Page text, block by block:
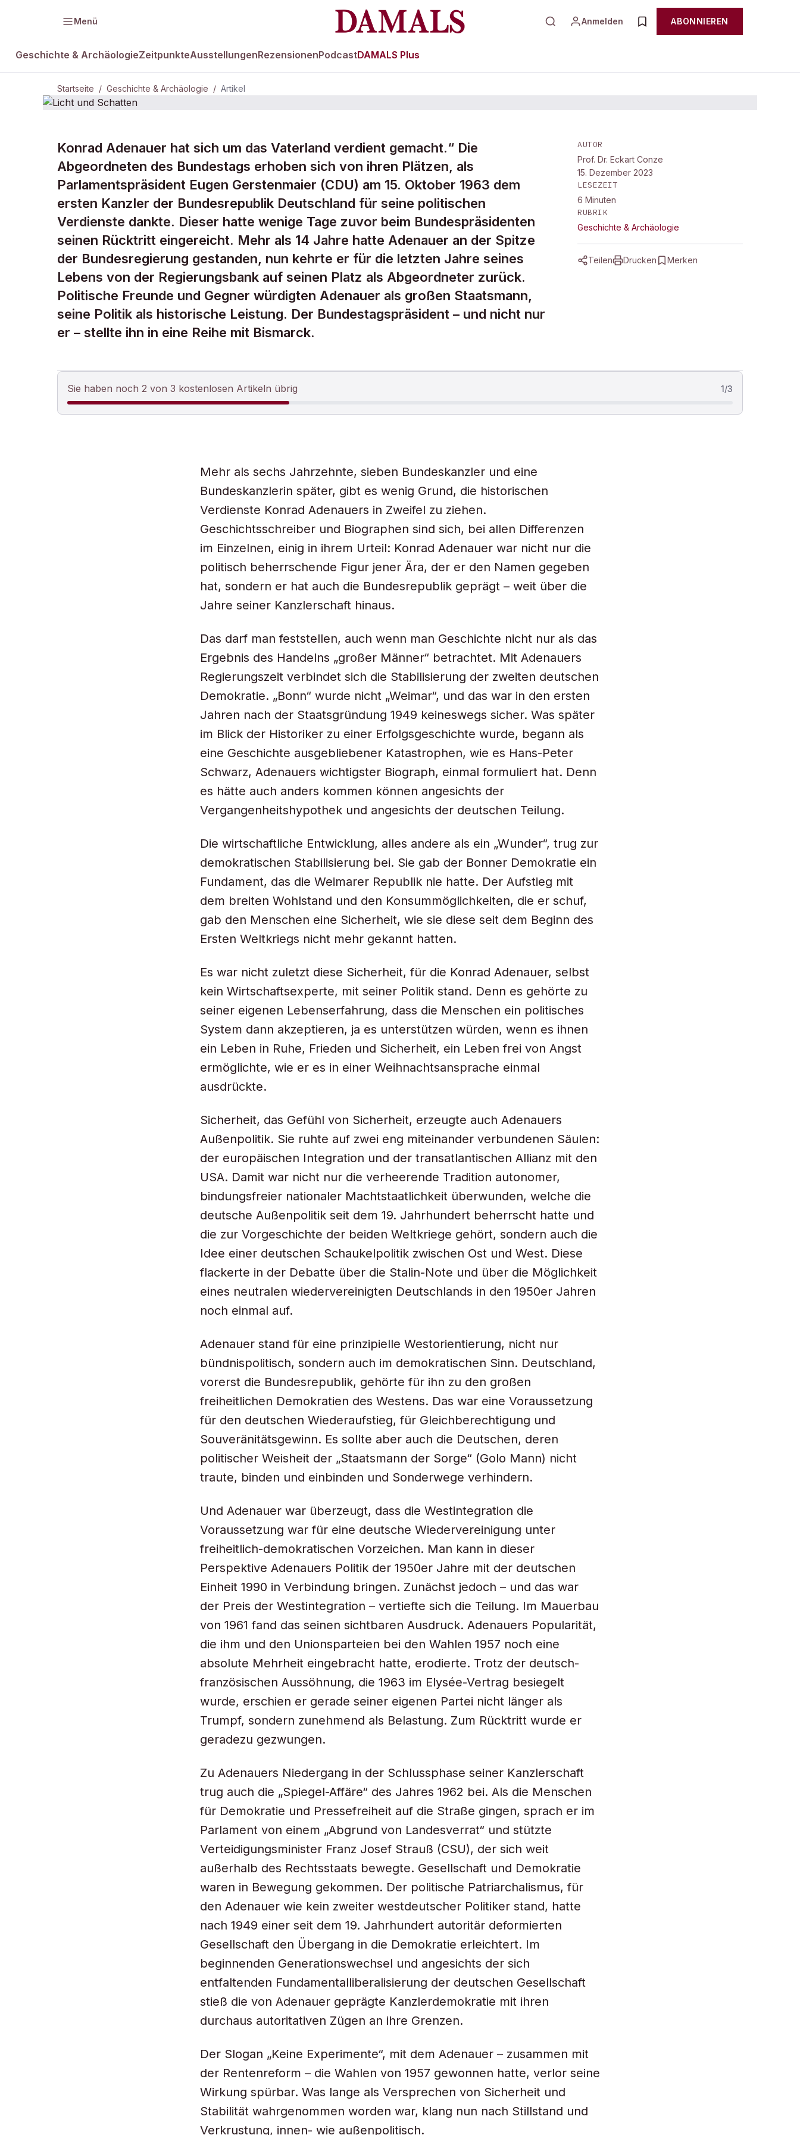
Menü Anmelden ABONNIEREN
Geschichte & ArchäologieZeitpunkteAusstellungenRezensionenPodcastDAMALS Plus
Startseite / Geschichte & Archäologie / Artikel
DAMALS PlusGESCHICHTE & ARCHÄOLOGIE
Licht und
Schatten
Konrad Adenauer hat sich um das Vaterland verdient gemacht.“ Die
Abgeordneten des Bundestags erhoben sich von ihren Plätzen, als
Parlamentspräsident Eugen Gerstenmaier (CDU) am 15. Oktober 1963 dem
ersten Kanzler der Bundesrepublik Deutschland für seine politischen
Verdienste dankte. Dieser hatte wenige Tage zuvor beim Bundespräsidenten
seinen Rücktritt eingereicht. Mehr als 14 Jahre hatte Adenauer an der Spitze
der Bundesregierung gestanden, nun kehrte er für die letzten Jahre seines
Lebens von der Regierungsbank auf seinen Platz als Abgeordneter zurück.
Politische Freunde und Gegner würdigten Adenauer als großen Staatsmann,
seine Politik als historische Leistung. Der Bundestagspräsident – und nicht nur
er – stellte ihn in eine Reihe mit Bismarck.
AUTOR
Prof. Dr. Eckart Conze
15. Dezember 2023
LESEZEIT
6 Minuten
RUBRIK
Geschichte & Archäologie
Teilen Drucken Merken
Sie haben noch 2 von 3 kostenlosen Artikeln übrig 1/3
Mehr als sechs Jahrzehnte, sieben Bundeskanzler und eine
Bundeskanzlerin später, gibt es wenig Grund, die historischen
Verdienste Konrad Adenauers in Zweifel zu ziehen.
Geschichtsschreiber und Biographen sind sich, bei allen Differenzen
im Einzelnen, einig in ihrem Urteil: Konrad Adenauer war nicht nur die
politisch beherrschende Figur jener Ära, der er den Namen gegeben
hat, sondern er hat auch die Bundesrepublik geprägt – weit über die
Jahre seiner Kanzlerschaft hinaus.
Das darf man feststellen, auch wenn man Geschichte nicht nur als das
Ergebnis des Handelns „großer Männer“ betrachtet. Mit Adenauers
Regierungszeit verbindet sich die Stabilisierung der zweiten deutschen
Demokratie. „Bonn“ wurde nicht „Weimar“, und das war in den ersten
Jahren nach der Staatsgründung 1949 keineswegs sicher. Was später
im Blick der Historiker zu einer Erfolgsgeschichte wurde, begann als
eine Geschichte ausgebliebener Katastrophen, wie es Hans-Peter
Schwarz, Adenauers wichtigster Biograph, einmal formuliert hat. Denn
es hätte auch anders kommen können angesichts der
Vergangenheitshypothek und angesichts der deutschen Teilung.
Die wirtschaftliche Entwicklung, alles andere als ein „Wunder“, trug zur
demokratischen Stabilisierung bei. Sie gab der Bonner Demokratie ein
Fundament, das die Weimarer Republik nie hatte. Der Aufstieg mit
dem breiten Wohlstand und den Konsummöglichkeiten, die er schuf,
gab den Menschen eine Sicherheit, wie sie diese seit dem Beginn des
Ersten Weltkriegs nicht mehr gekannt hatten.
Es war nicht zuletzt diese Sicherheit, für die Konrad Adenauer, selbst
kein Wirtschaftsexperte, mit seiner Politik stand. Denn es gehörte zu
seiner eigenen Lebenserfahrung, dass die Menschen ein politisches
System dann akzeptieren, ja es unterstützen würden, wenn es ihnen
ein Leben in Ruhe, Frieden und Sicherheit, ein Leben frei von Angst
ermöglichte, wie er es in einer Weihnachtsansprache einmal
ausdrückte.
Sicherheit, das Gefühl von Sicherheit, erzeugte auch Adenauers
Außenpolitik. Sie ruhte auf zwei eng miteinander verbundenen Säulen:
der europäischen Integration und der transatlantischen Allianz mit den
USA. Damit war nicht nur die verheerende Tradition autonomer,
bindungsfreier nationaler Machtstaatlichkeit überwunden, welche die
deutsche Außenpolitik seit dem 19. Jahrhundert beherrscht hatte und
die zur Vorgeschichte der beiden Weltkriege gehört, sondern auch die
Idee einer deutschen Schaukelpolitik zwischen Ost und West. Diese
flackerte in der Debatte über die Stalin-Note und über die Möglichkeit
eines neutralen wiedervereinigten Deutschlands in den 1950er Jahren
noch einmal auf.
Adenauer stand für eine prinzipielle Westorientierung, nicht nur
bündnispolitisch, sondern auch im demokratischen Sinn. Deutschland,
vorerst die Bundesrepublik, gehörte für ihn zu den großen
freiheitlichen Demokratien des Westens. Das war eine Voraussetzung
für den deutschen Wiederaufstieg, für Gleichberechtigung und
Souveränitätsgewinn. Es sollte aber auch die Deutschen, deren
politischer Weisheit der „Staatsmann der Sorge“ (Golo Mann) nicht
traute, binden und einbinden und Sonderwege verhindern.
Und Adenauer war überzeugt, dass die Westintegration die
Voraussetzung war für eine deutsche Wiedervereinigung unter
freiheitlich-demokratischen Vorzeichen. Man kann in dieser
Perspektive Adenauers Politik der 1950er Jahre mit der deutschen
Einheit 1990 in Verbindung bringen. Zunächst jedoch – und das war
der Preis der Westintegration – vertiefte sich die Teilung. Im Mauerbau
von 1961 fand das seinen sichtbaren Ausdruck. Adenauers Popularität,
die ihm und den Unionsparteien bei den Wahlen 1957 noch eine
absolute Mehrheit eingebracht hatte, erodierte. Trotz der deutsch-
französischen Aussöhnung, die 1963 im Elysée-Vertrag besiegelt
wurde, erschien er gerade seiner eigenen Partei nicht länger als
Trumpf, sondern zunehmend als Belastung. Zum Rücktritt wurde er
geradezu gezwungen.
Zu Adenauers Niedergang in der Schlussphase seiner Kanzlerschaft
trug auch die „Spiegel-Affäre“ des Jahres 1962 bei. Als die Menschen
für Demokratie und Pressefreiheit auf die Straße gingen, sprach er im
Parlament von einem „Abgrund von Landesverrat“ und stützte
Verteidigungsminister Franz Josef Strauß (CSU), der sich weit
außerhalb des Rechtsstaats bewegte. Gesellschaft und Demokratie
waren in Bewegung gekommen. Der politische Patriarchalismus, für
den Adenauer wie kein zweiter westdeutscher Politiker stand, hatte
nach 1949 einer seit dem 19. Jahrhundert autoritär deformierten
Gesellschaft den Übergang in die Demokratie erleichtert. Im
beginnenden Generationswechsel und angesichts der sich
entfaltenden Fundamentalliberalisierung der deutschen Gesellschaft
stieß die von Adenauer geprägte Kanzlerdemokratie mit ihren
durchaus autoritativen Zügen an ihre Grenzen.
Der Slogan „Keine Experimente“, mit dem Adenauer – zusammen mit
der Rentenreform – die Wahlen von 1957 gewonnen hatte, verlor seine
Wirkung spürbar. Was lange als Versprechen von Sicherheit und
Stabilität wahrgenommen worden war, klang nun nach Stillstand und
Verkrustung, innen- wie außenpolitisch.